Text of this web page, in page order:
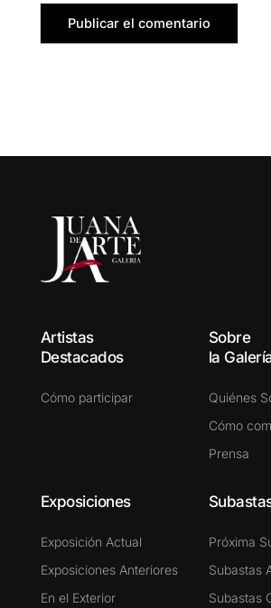
Artistas
Destacados
Cómo participar
Sobre
la
Quiénes
Cómo
Prensa
Exposiciones
Exposición Actual
Exposiciones Anteriores
En el Exterior
Próxima
Subastas
Subastas